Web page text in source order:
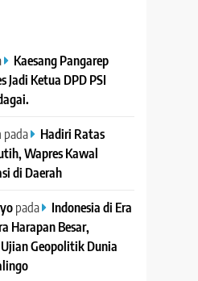
Kaesang Pangarep
Ketua DPD PSI
pada
Hadiri Ratas
Wapres Kawal
di Daerah
pada
Indonesia di Era
Harapan Besar,
Geopolitik Dunia